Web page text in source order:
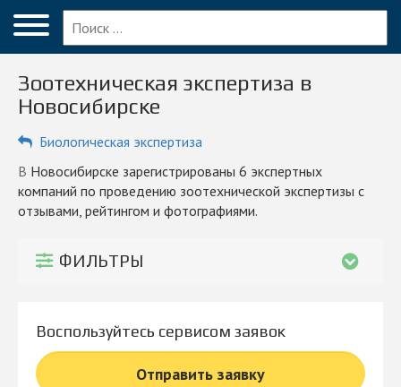
Меню
Главная
Вопрос эксперту
Компании
КОМПАНИЯМ
© 2026 Все права защищены
Зоотехническая экспертиза в
Новосибирске
Биологическая экспертиза
в Новосибирске зарегистрированы 6 экспертных
компаний по проведению зоотехнической экспертизы с
отзывами, рейтингом и фотографиями.
ФИЛЬТРЫ
Воспользуйтесь сервисом заявок
Отправить заявку